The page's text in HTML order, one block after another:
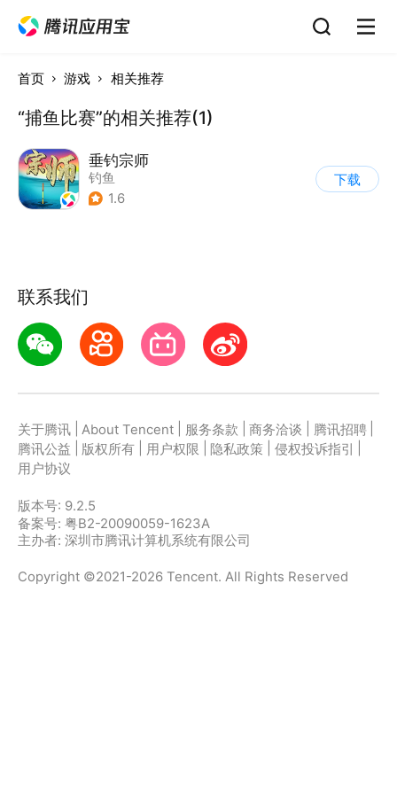
首页 游戏 相关推荐
“捕鱼比赛”的相关推荐(1)
垂钓宗师
钓鱼
1.6
下载
联系我们
关于腾讯 About Tencent 服务条款 商务洽谈 腾讯招聘
腾讯公益
版权所有 用户权限 隐私政策 侵权投诉指引
用户协议
版本号: 9.2.5
备案号: 粤B2-20090059-1623A
主办者: 深圳市腾讯计算机系统有限公司
Copyright ©2021-2026 Tencent. All Rights Reserved